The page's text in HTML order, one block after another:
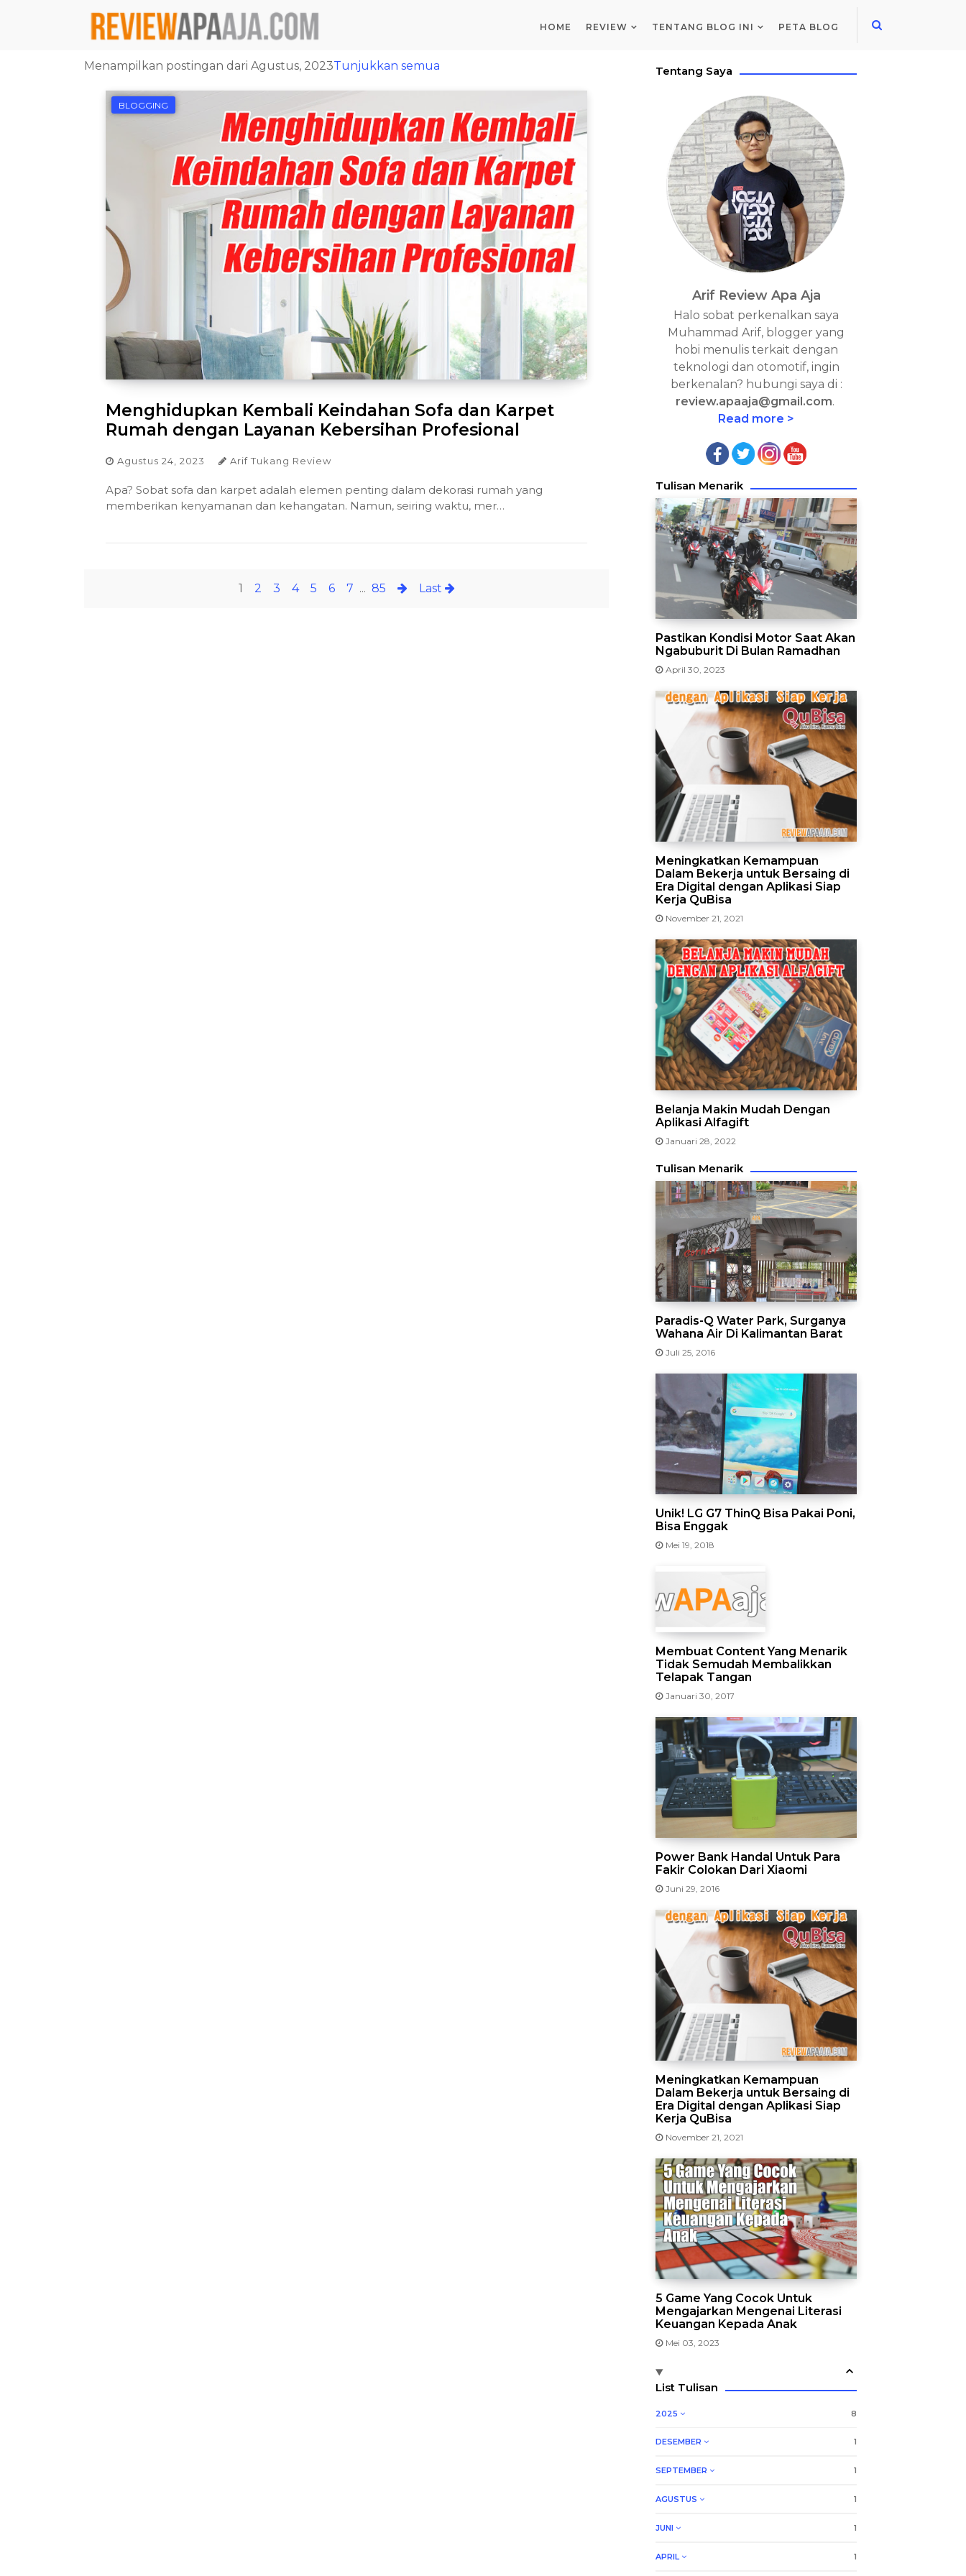
HOME REVIEW TENTANG BLOG INI PETA BLOG
Menampilkan postingan dari Agustus, 2023Tunjukkan semua
BLOGGING
Menghidupkan Kembali Keindahan Sofa dan Karpet
Rumah dengan Layanan Kebersihan Profesional
Agustus 24, 2023 Arif Tukang Review
Apa? Sobat sofa dan karpet adalah elemen penting dalam dekorasi rumah yang
memberikan kenyamanan dan kehangatan. Namun, seiring waktu, mer…
1 2 3 4 5 6 7 ... 85 Last
Tentang Saya
Arif Review Apa Aja
Halo sobat perkenalkan saya
Muhammad Arif, blogger yang
hobi menulis terkait dengan
teknologi dan otomotif, ingin
berkenalan? hubungi saya di :
review.apaaja@gmail.com.
Read more >
Tulisan Menarik
Pastikan Kondisi Motor Saat Akan
Ngabuburit Di Bulan Ramadhan
April 30, 2023
Meningkatkan Kemampuan
Dalam Bekerja untuk Bersaing di
Era Digital dengan Aplikasi Siap
Kerja QuBisa
November 21, 2021
Belanja Makin Mudah Dengan
Aplikasi Alfagift
Januari 28, 2022
Tulisan Menarik
Paradis-Q Water Park, Surganya
Wahana Air Di Kalimantan Barat
Juli 25, 2016
Unik! LG G7 ThinQ Bisa Pakai Poni,
Bisa Enggak
Mei 19, 2018
Membuat Content Yang Menarik
Tidak Semudah Membalikkan
Telapak Tangan
Januari 30, 2017
Power Bank Handal Untuk Para
Fakir Colokan Dari Xiaomi
Juni 29, 2016
Meningkatkan Kemampuan
Dalam Bekerja untuk Bersaing di
Era Digital dengan Aplikasi Siap
Kerja QuBisa
November 21, 2021
5 Game Yang Cocok Untuk
Mengajarkan Mengenai Literasi
Keuangan Kepada Anak
Mei 03, 2023
List Tulisan
2025 8
DESEMBER 1
SEPTEMBER 1
AGUSTUS 1
JUNI 1
APRIL 1